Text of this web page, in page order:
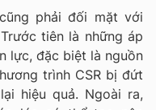
phải đối mặt với
tiên là những áp
lực, đặc biệt là nguồn
trình CSR bị đứt
hiệu quả. Ngoài ra,